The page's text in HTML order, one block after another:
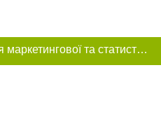
Цей сайт використовує «cookies». Також веб-сайт використовує інтернет-сервіс для збору технічних даних стосовно відвідувачів з метою отримання маркетингової та статистичної інформації. Умови обробки даних відвідувачів сайту див.